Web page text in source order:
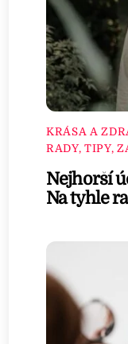
KRÁSA A
RADY, TIPY,
Nejhorší
Na tyhle